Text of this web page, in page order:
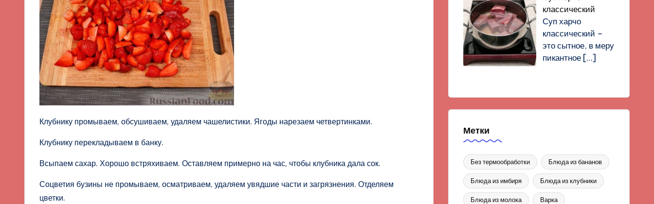
Клубнику промываем, обсушиваем, удаляем чашелистики. Ягоды нарезаем четвертинками.
Клубнику перекладываем в банку.
Всыпаем сахар. Хорошо встряхиваем. Оставляем примерно на час, чтобы клубника дала сок.
Соцветия бузины не промываем, осматриваем, удаляем увядшие части и загрязнения. Отделяем
цветки.
классический
Суп харчо
классический –
это сытное, в меру
пикантное […]
Метки
Без термообработки Блюда из бананов
Блюда из имбиря Блюда из клубники
Блюда из молока Варка